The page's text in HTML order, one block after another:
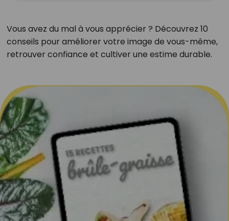
Vous avez du mal à vous apprécier ? Découvrez 10
conseils pour améliorer votre image de vous-même,
retrouver confiance et cultiver une estime durable.